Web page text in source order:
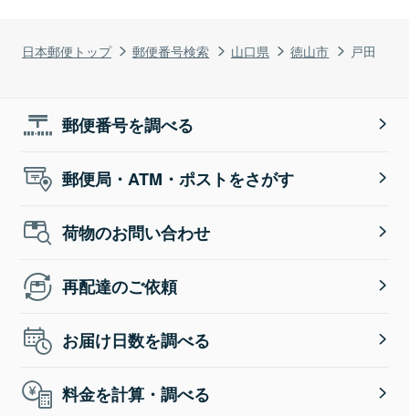
日本郵便トップ 郵便番号検索 山口県 徳山市 戸田
郵便番号を調べる
郵便局・ATM・ポストをさがす
荷物のお問い合わせ
再配達のご依頼
お届け日数を調べる
料金を計算・調べる